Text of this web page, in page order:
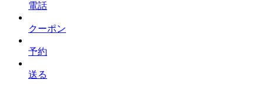
電話
クーポン
予約
送る